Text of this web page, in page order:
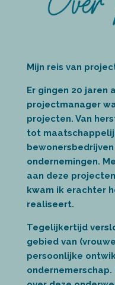
Mijn reis van
Er gingen 20 jaren
projectmanager
projecten. Van
tot
ondernemingen.
aan deze
kwam ik erachter
realiseert.
Tegelijkertijd
gebied van
persoonlijke